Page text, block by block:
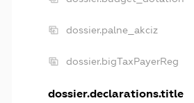
dossier.palne_akciz
dossier.bigTaxPayerReg
dossier.declarations.title